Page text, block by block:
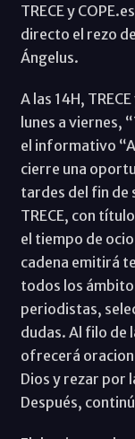
TRECE y
directo el rezo
Ángelus.
A las 14H,
lunes a viernes,
el informativo
cierre una
tardes del fin de
TRECE, con
el tiempo de
cadena emitirá
todos los
periodistas,
dudas. Al filo de
ofrecerá
Dios y rezar por
Después,